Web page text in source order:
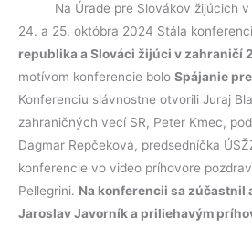
Na Úrade pre Slovákov žijúcich
24. a 25. októbra 2024 Stála
republika a Slováci žijúci v zahraničí
motívom konferencie bolo Spájanie pre
Konferenciu slávnostne otvorili Juraj
zahraničných vecí SR, Peter Kmec,
Dagmar Repčeková, predsedníčka
konferencie vo video príhovore
Pellegrini. Na konferencii sa zúčastnil
Jaroslav Javorník a priliehavým